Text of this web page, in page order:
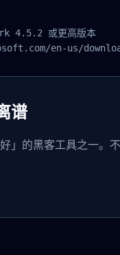
4.5.2 或更高版本
en-us/
谱
」的黑客工具之一。